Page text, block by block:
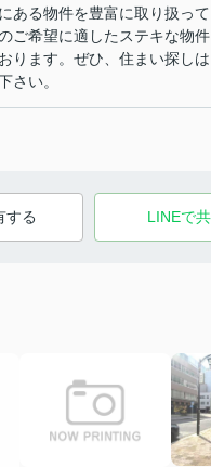
にある物件を豊富に取り扱っ
ご希望に適したステキな物
おります。ぜひ、住まい探し
さい。
する LINEで